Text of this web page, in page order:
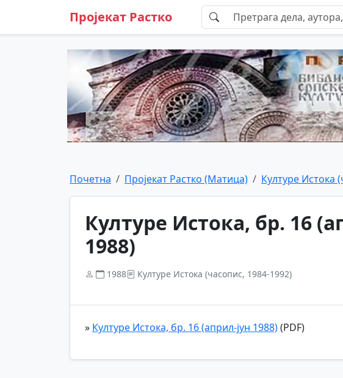
Пројекат Растко
Почетна Пројекат Растко (Матица) Културе Истока
Културе Истока, бр. 16
1988)
1988 Културе Истока (часопис, 1984-1992)
» Културе Истока, бр. 16 (април-јун 1988)(PDF)